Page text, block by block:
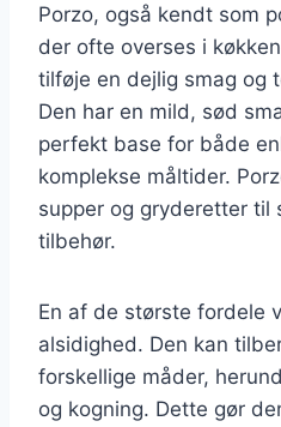
Porzo, også kendt som
der ofte overses i
tilføje en dejlig smag og
Den har en mild, sød
perfekt base for både
komplekse måltider.
supper og gryderetter til
tilbehør.
En af de største fordele
alsidighed. Den kan
forskellige måder,
og kogning. Dette gør